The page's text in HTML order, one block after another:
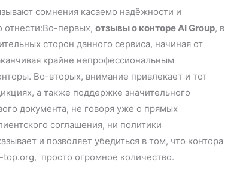
сомнения касаемо надёжности и
отнести:Во-первых,отзывы о конторе AI Group, в
сторон данного сервиса, начиная от
крайне непрофессиональным
Во-вторых, внимание привлекает и тот
а также поддержке значительного
документа, не говоря уже о прямых
соглашения, ни политики
и позволяет убедиться в том, что контора
top.org, просто огромное количество.